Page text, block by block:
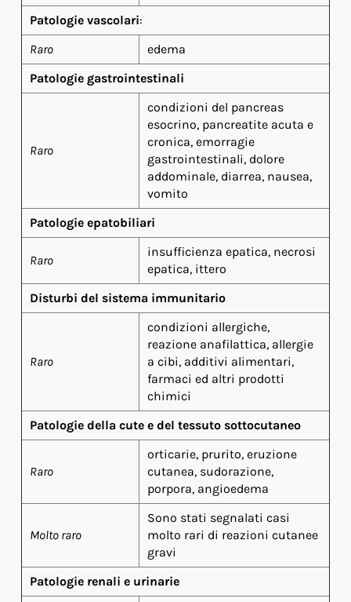
Patologie vascolari:
Raro
edema
Patologie gastrointestinali
Raro
condizioni del pancreas
esocrino, pancreatite acuta e
cronica, emorragie
gastrointestinali, dolore
addominale, diarrea, nausea,
vomito
Patologie epatobiliari
Raro
insufficienza epatica, necrosi
epatica, ittero
Disturbi del sistema immunitario
Raro
condizioni allergiche,
reazione anafilattica, allergie
a cibi, additivi alimentari,
farmaci ed altri prodotti
chimici
Patologie della cute e del tessuto sottocutaneo
Raro
orticarie, prurito, eruzione
cutanea, sudorazione,
porpora, angioedema
Molto raro
Sono stati segnalati casi
molto rari di reazioni cutanee
gravi
Patologie renali e urinarie